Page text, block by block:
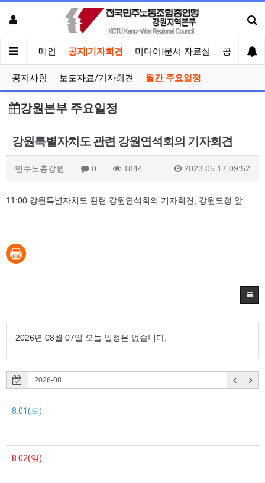
메인 공지|기자회견 미디어|문서 자료실 공유게시
공지사항 보도자료/기자회견 월간 주요일정
강원본부 주요일정
강원특별자치도 관련 강원연석회의 기자회견
민주노총강원 0 1844 2023.05.17 09:52
11:00 강원특별자치도 관련 강원연석회의 기자회견, 강원도청 앞
2026년 08월 07일 오늘 일정은 없습니다.
8.01(토)
8.02(일)